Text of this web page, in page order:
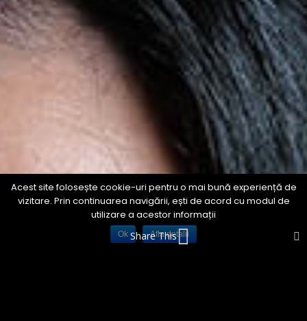
Share This
Acest site folosește cookie-uri pentru o mai bună experiență de
vizitare. Prin continuarea navigării, ești de acord cu modul de
utilizare a acestor informații
Ok Afla detalii